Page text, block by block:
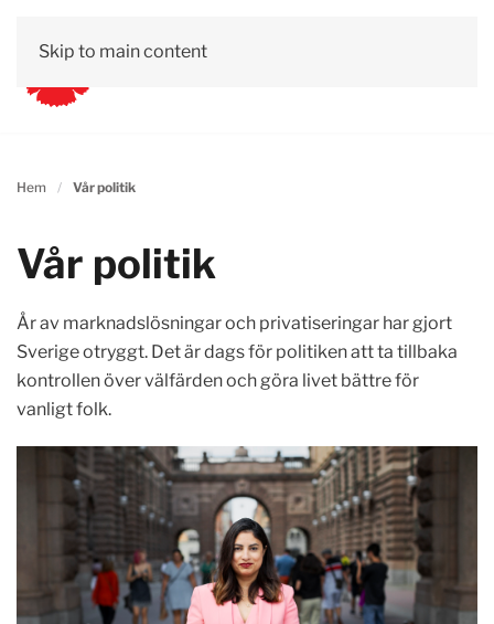
Skip to main content
Hem Vår politik
Vår politik
År av marknadslösningar och privatiseringar har gjort
Sverige otryggt. Det är dags för politiken att ta tillbaka
kontrollen över välfärden och göra livet bättre för
vanligt folk.